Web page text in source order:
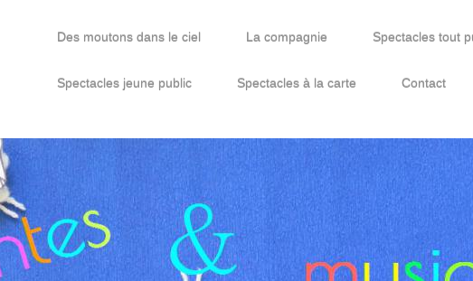
Des moutons dans le ciel La compagnie Spectacles tout
Spectacles jeune public Spectacles à la carte Contact